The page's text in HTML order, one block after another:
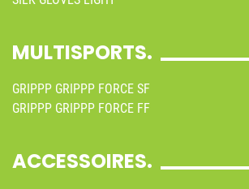
MULTISPORTS.
GRIPPP GRIPPP FORCE SF
GRIPPP GRIPPP FORCE FF
ACCESSOIRES.